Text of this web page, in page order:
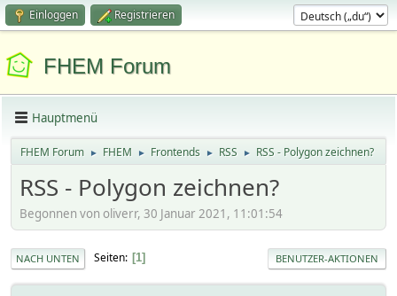
Einloggen Registrieren
FHEM Forum
Hauptmenü
FHEM Forum ► FHEM ► Frontends ► RSS ► RSS - Polygon zeichnen?
RSS - Polygon zeichnen?
Begonnen von oliverr, 30 Januar 2021, 11:01:54
NACH UNTEN Seiten 1 BENUTZER-AKTIONEN